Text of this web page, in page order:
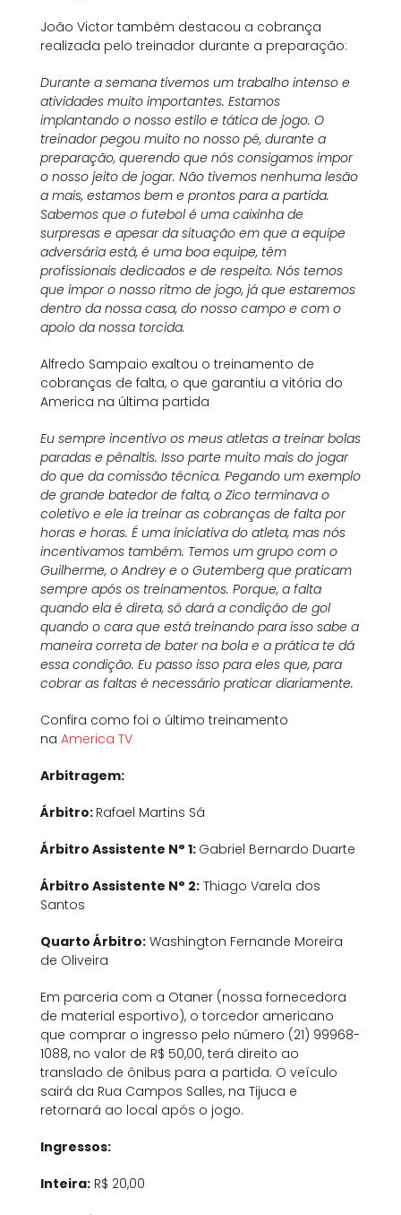
João Victor também destacou a cobrança
realizada pelo treinador durante a preparação:
Durante a semana tivemos um trabalho intenso e
atividades muito importantes. Estamos
implantando o nosso estilo e tática de jogo. O
treinador pegou muito no nosso pé, durante a
preparação, querendo que nós consigamos impor
o nosso jeito de jogar. Não tivemos nenhuma lesão
a mais, estamos bem e prontos para a partida.
Sabemos que o futebol é uma caixinha de
surpresas e apesar da situação em que a equipe
adversária está, é uma boa equipe, têm
profissionais dedicados e de respeito. Nós temos
que impor o nosso ritmo de jogo, já que estaremos
dentro da nossa casa, do nosso campo e com o
apoio da nossa torcida.
Alfredo Sampaio exaltou o treinamento de
cobranças de falta, o que garantiu a vitória do
America na última partida
Eu sempre incentivo os meus atletas a treinar bolas
paradas e pênaltis. Isso parte muito mais do jogar
do que da comissão técnica. Pegando um exemplo
de grande batedor de falta, o Zico terminava o
coletivo e ele ia treinar as cobranças de falta por
horas e horas. É uma iniciativa do atleta, mas nós
incentivamos também. Temos um grupo com o
Guilherme, o Andrey e o Gutemberg que praticam
sempre após os treinamentos. Porque, a falta
quando ela é direta, só dará a condição de gol
quando o cara que está treinando para isso sabe a
maneira correta de bater na bola e a prática te dá
essa condição. Eu passo isso para eles que, para
cobrar as faltas é necessário praticar diariamente.
Confira como foi o último treinamento
na America TV
Arbitragem:
Árbitro: Rafael Martins Sá
Árbitro Assistente N° 1: Gabriel Bernardo Duarte
Árbitro Assistente N° 2:Thiago Varela dos
Santos
Quarto Árbitro:Washington Fernande Moreira
de Oliveira
Em parceria com a Otaner (nossa fornecedora
de material esportivo), o torcedor americano
que comprar o ingresso pelo número (21) 99968-
1088, no valor de R$ 50,00, terá direito ao
translado de ônibus para a partida. O veículo
sairá da Rua Campos Salles, na Tijuca e
retornará ao local após o jogo.
Ingressos:
Inteira:R$ 20,00